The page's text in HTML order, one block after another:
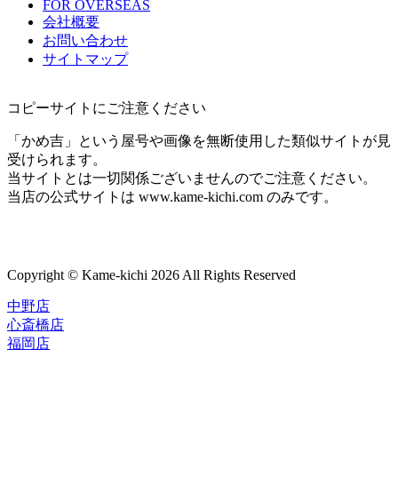
FOR OVERSEAS
会社概要
お問い合わせ
サイトマップ
コピーサイトにご注意ください
「かめ吉」という屋号や画像を無断使用した類似サイトが見
受けられます。
当サイトとは一切関係ございませんのでご注意ください。
当店の公式サイトは www.kame-kichi.com のみです。
Copyright © Kame-kichi 2026 All Rights Reserved
中野店
心斎橋店
福岡店